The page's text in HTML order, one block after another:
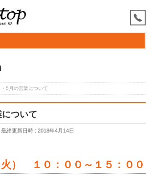
・5月の営業について
ついて
最終更新日時 : 2018年4月14日
火） １０：００～１５：００